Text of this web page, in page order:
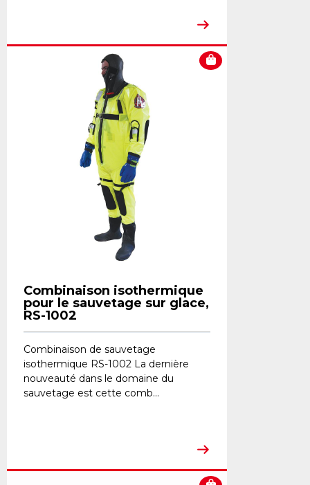
Combinaison isothermique
pour le sauvetage sur glace,
RS-1002
Combinaison de sauvetage
isothermique RS-1002 La dernière
nouveauté dans le domaine du
sauvetage est cette comb...